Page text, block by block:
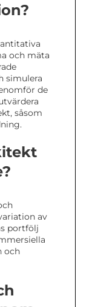
och mäta
simulera
de
såsom
av
portfölj
och